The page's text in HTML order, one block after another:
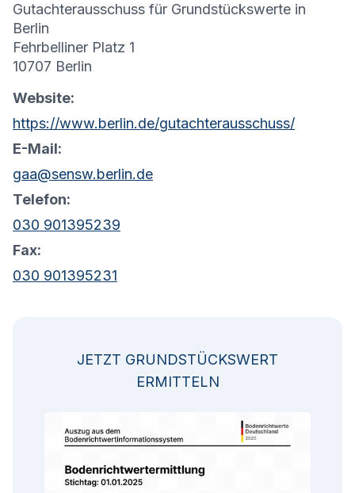
Gutachterausschuss für Grundstückswerte in
Berlin
Fehrbelliner Platz 1
10707 Berlin
Website:
https://www.berlin.de/gutachterausschuss/
E-Mail:
gaa@sensw.berlin.de
Telefon:
030 901395239
Fax:
030 901395231
JETZT GRUNDSTÜCKSWERT
ERMITTELN